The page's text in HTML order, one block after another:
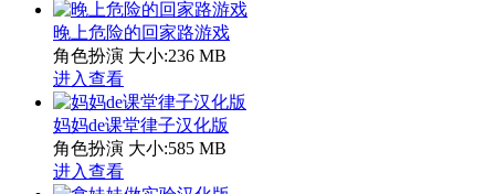
晚上危险的回家路游戏
角色扮演 大小:236 MB
进入查看
妈妈de课堂律子汉化版
角色扮演 大小:585 MB
进入查看